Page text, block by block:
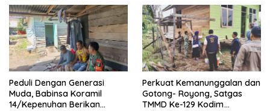
Peduli Dengan Generasi
Muda, Babinsa Koramil
14/Kepenuhan Berikan
Perkuat Kemanunggalan dan
Gotong- Royong, Satgas
TMMD Ke-129 Kodim